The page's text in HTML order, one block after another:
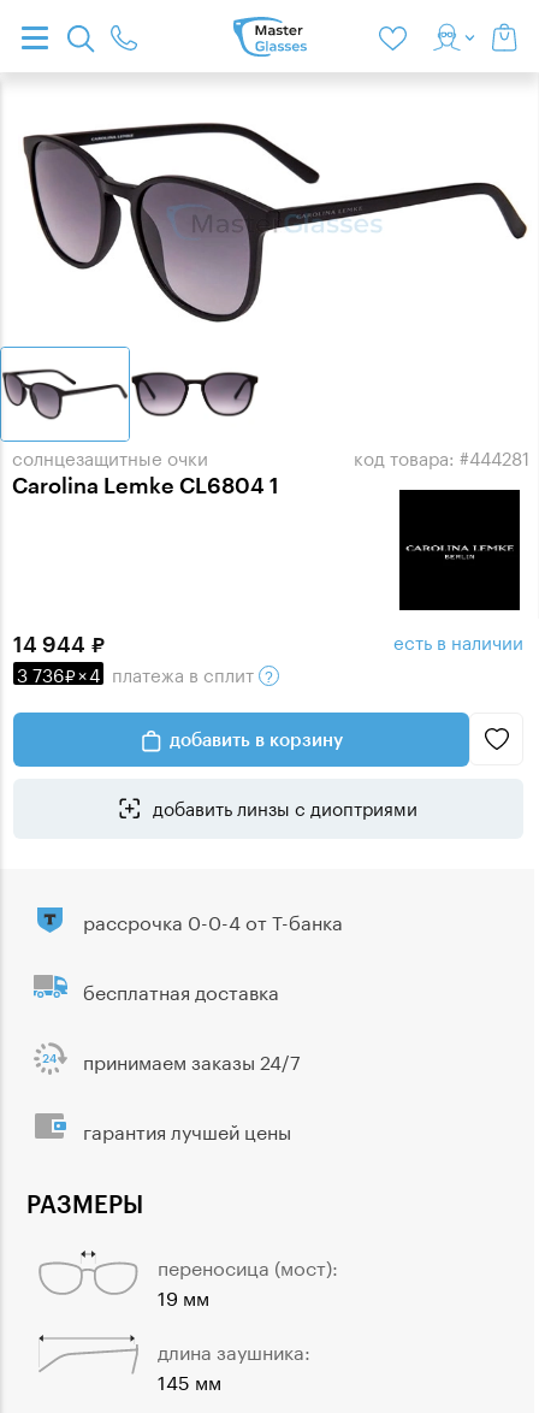
солнцезащитные очки
Carolina Lemke CL6804 1
код товара: #444281
14 944
3 736 ×4 платежа в сплит
есть в наличии
добавить в корзину
добавить линзы с диоптриями
РАЗМЕРЫ
переносица (мост):
19 мм
длина заушника:
145 мм
рассрочка 0-0-4 от Т-банка
бесплатная доставка
принимаем заказы 24/7
гарантия лучшей цены